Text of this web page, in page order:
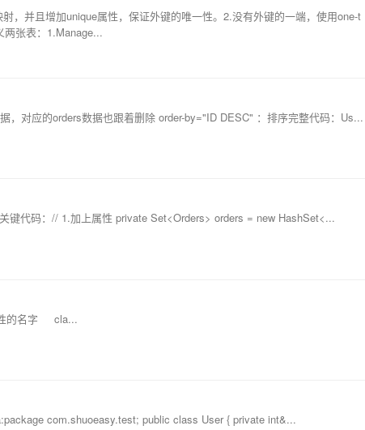
，并且增加unique属性，保证外键的唯一性。2.没有外键的一端，使用one-t
两张表：1.Manage...
，对应的orders数据也跟着删除 order-by="ID DESC" ：排序完整代码：Us...
键代码：// 1.加上属性 private Set<Orders> orders = new HashSet<...
的名字 cla...
com.shuoeasy.test; public class User { private int&...